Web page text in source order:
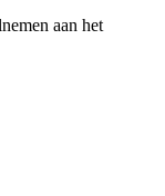
aan het